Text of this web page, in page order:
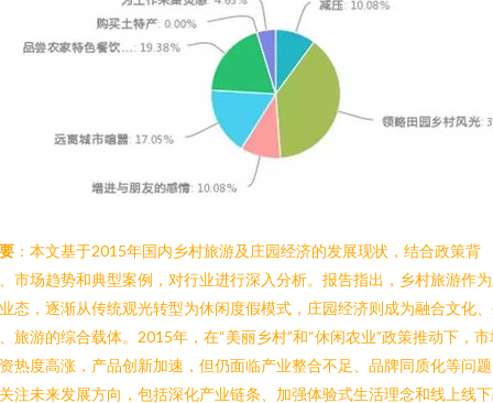
：本文基于2015年国内乡村旅游及庄园经济的发展现状，结合政策背
市场趋势和典型案例，对行业进行深入分析。报告指出，乡村旅游作
态，逐渐从传统观光转型为休闲度假模式，庄园经济则成为融合文化
旅游的综合载体。2015年，在“美丽乡村”和“休闲农业”政策推动下，市
热度高涨，产品创新加速，但仍面临产业整合不足、品牌同质化等问
注未来发展方向，包括深化产业链条、加强体验式生活理念和线上线